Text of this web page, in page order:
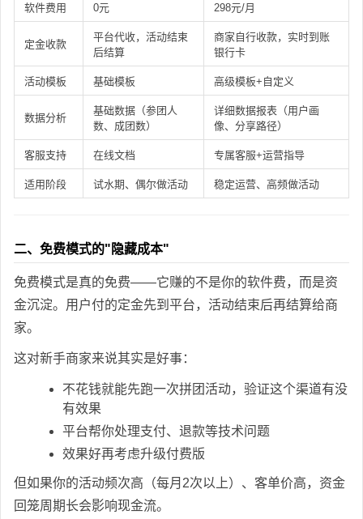
软件费用 0元 298元/月
定金收款
平台代收，活动结束
后结算
商家自行收款，实时到账
银行卡
活动模板 基础模板 高级模板+自定义
数据分析
基础数据（参团人
数、成团数）
详细数据报表（用户画
像、分享路径）
客服支持 在线文档 专属客服+运营指导
适用阶段 试水期、偶尔做活动 稳定运营、高频做活动
二、免费模式的"隐藏成本"
免费模式是真的免费——它赚的不是你的软件费，而是资
金沉淀。用户付的定金先到平台，活动结束后再结算给商
家。
这对新手商家来说其实是好事：
不花钱就能先跑一次拼团活动，验证这个渠道有没
有效果
平台帮你处理支付、退款等技术问题
效果好再考虑升级付费版
但如果你的活动频次高（每月2次以上）、客单价高，资金
回笼周期长会影响现金流。